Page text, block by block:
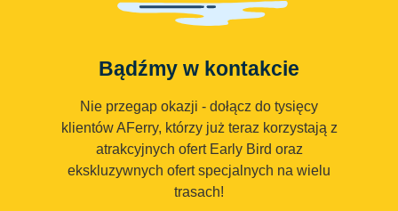
Bądźmy w kontakcie
Nie przegap okazji - dołącz do tysięcy
klientów AFerry, którzy już teraz korzystają z
atrakcyjnych ofert Early Bird oraz
ekskluzywnych ofert specjalnych na wielu
trasach!